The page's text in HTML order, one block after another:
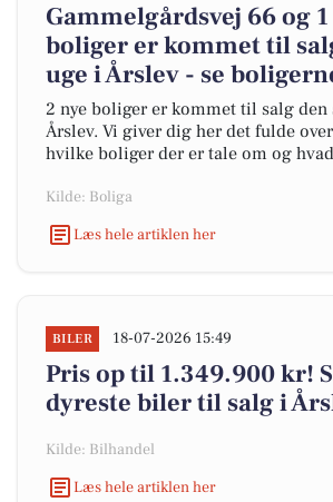
Gammelgårdsvej 66 og
boliger er kommet til
uge i Årslev - se
2 nye boliger er kommet til salg den
Årslev. Vi giver dig her det fulde
hvilke boliger der er tale om og
Kilde: Boliga
Læs hele artiklen her
BILER 18-07-2026 15:49
Pris op til 1.349.900 kr!
dyreste biler til salg i
Kilde: Bilhandel
Læs hele artiklen her